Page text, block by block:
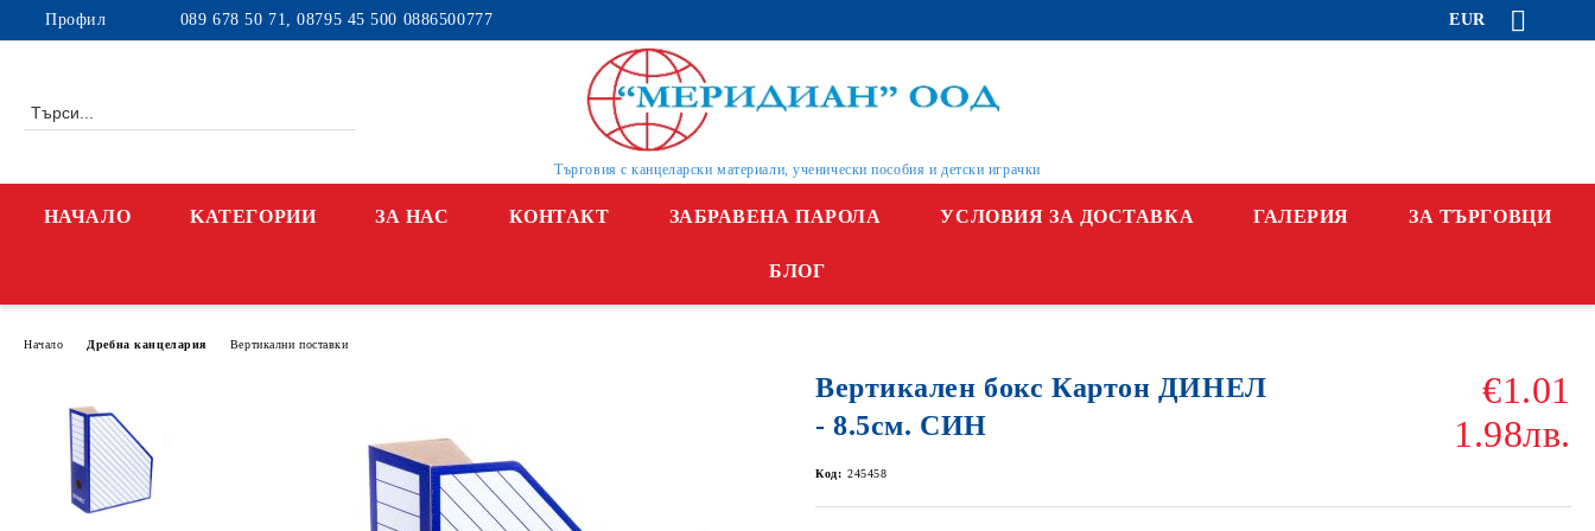
Профил 089 678 50 71, 08795 45 500 0886500777 EUR
Търговия с канцеларски материали, ученически пособия и детски играчки
НАЧАЛО KАТЕГОРИИ ЗА НАС КОНТАКТ ЗАБРАВЕНА ПАРОЛА УСЛОВИЯ ЗА ДОСТАВКА ГАЛЕРИЯ ЗА ТЪРГОВЦИ
БЛОГ
Начало Дребна канцелария Вертикални поставки
Вертикален бокс Картон ДИНЕЛ
- 8.5см. СИН
€1.01
1.98лв.
Код: 245458